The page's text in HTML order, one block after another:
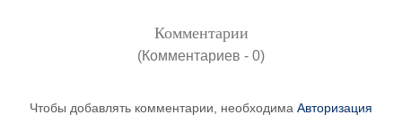
Комментарии
(Комментариев - 0)
Чтобы добавлять комментарии, необходима Авторизация